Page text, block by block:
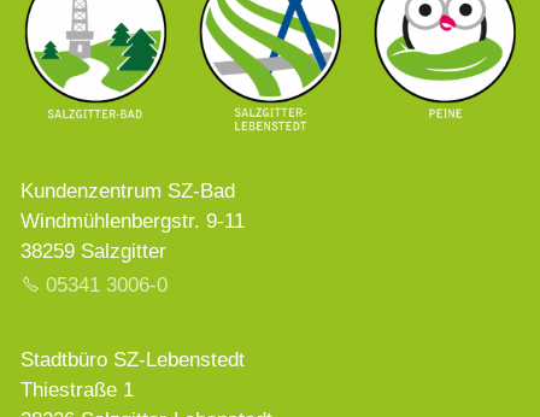
Kundenzentrum SZ-Bad
Windmühlenbergstr. 9-11
38259 Salzgitter
05341 3006-0
Stadtbüro SZ-Lebenstedt
Thiestraße 1